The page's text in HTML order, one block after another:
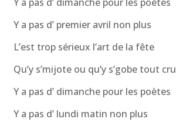
Y a pas d’ dimanche pour les poètes
Y a pas d’ premier avril non plus
L’est trop sérieux l’art de la fête
Qu’y s’mijote ou qu’y s’gobe tout cru
Y a pas d’ dimanche pour les poètes
Y a pas d’ lundi matin non plus